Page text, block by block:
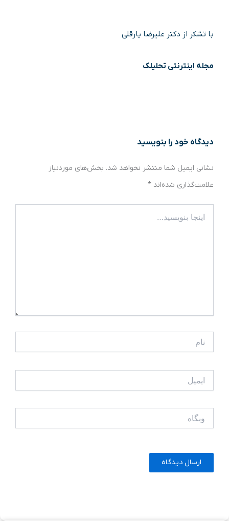
با تشکر از دکتر علیرضا یارقلی
مجله اینترنتی تحلیلک
دیدگاه‌ خود را بنویسید
نشانی ایمیل شما منتشر نخواهد شد. بخش‌های موردنیاز
علامت‌گذاری شده‌اند *
بنویسید…